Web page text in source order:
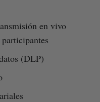
en vivo
(DLP)